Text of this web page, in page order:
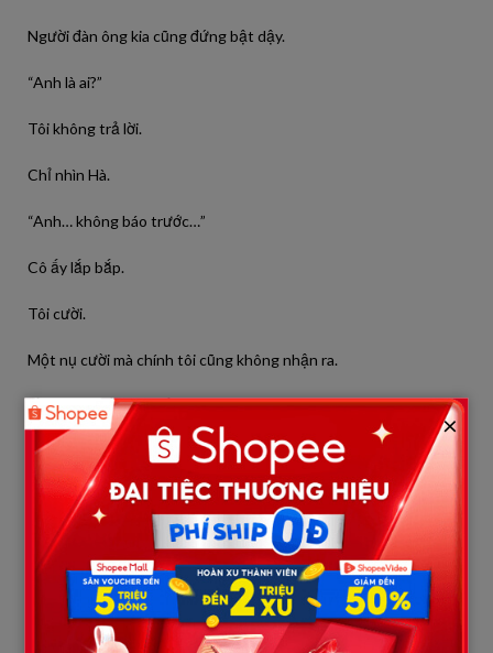
Người đàn ông kia cũng đứng bật dậy.
“Anh là ai?”
Tôi không trả lời.
Chỉ nhìn Hà.
“Anh… không báo trước…”
Cô ấy lắp bắp.
Tôi cười.
Một nụ cười mà chính tôi cũng không nhận ra.
“Ừ. Anh muốn tạo bất ngờ.”
Không khí đông cứng.
“Anh… nghe em giải thích…”
Hà bước lại.
Tôi giơ tay.
×